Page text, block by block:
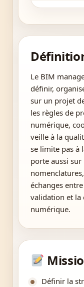
Le BIM
définir,
sur un projet
les règles de
numérique,
veille à la
se limite pas à
porte aussi
échanges
validation et la
numérique.
Définir la